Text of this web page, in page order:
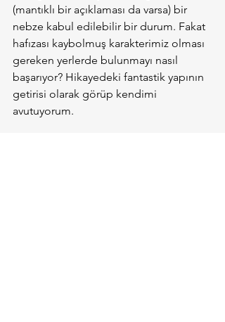
(mantıklı bir açıklaması da varsa) bir
nebze kabul edilebilir bir durum. Fakat
hafızası kaybolmuş karakterimiz olması
gereken yerlerde bulunmayı nasıl
başarıyor? Hikayedeki fantastik yapının
getirisi olarak görüp kendimi
avutuyorum.